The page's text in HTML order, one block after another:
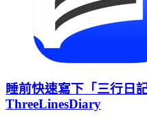
睡前快速寫下「三行日
ThreeLinesDiary